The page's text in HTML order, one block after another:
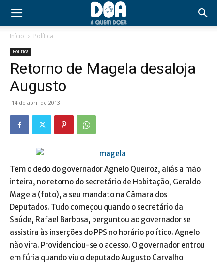
Início Política
Política
Retorno de Magela desaloja
Augusto
14 de abril de 2013
Tem o dedo do governador Agnelo Queiroz, aliás a mão
inteira, no retorno do secretário de Habitação, Geraldo
Magela (foto), a seu mandato na Câmara dos
Deputados. Tudo começou quando o secretário da
Saúde, Rafael Barbosa, perguntou ao governador se
assistira às inserções do PPS no horário político. Agnelo
não vira. Providenciou-se o acesso. O governador entrou
em fúria quando viu o deputado Augusto Carvalho